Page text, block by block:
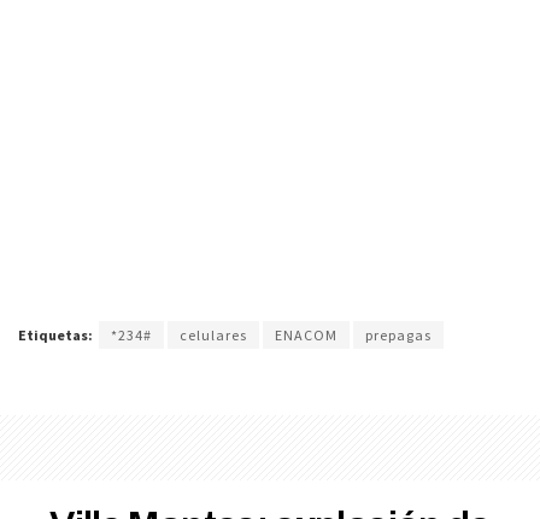
Etiquetas: *234# celulares ENACOM prepagas